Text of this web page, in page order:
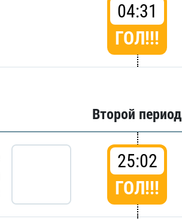
04:31
ГОЛ!!!
Второй период
25:02
ГОЛ!!!